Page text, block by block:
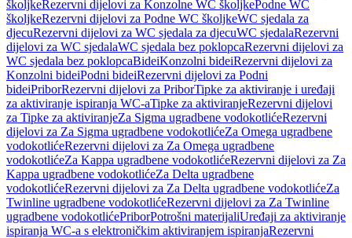
školjkeRezervni dijelovi za Konzolne WC školjkePodne WC
školjkeRezervni dijelovi za Podne WC školjkeWC sjedala za
djecuRezervni dijelovi za WC sjedala za djecuWC sjedalaRezervni
dijelovi za WC sjedalaWC sjedala bez poklopcaRezervni dijelovi za
WC sjedala bez poklopcaBideiKonzolni bideiRezervni dijelovi za
Konzolni bideiPodni bideiRezervni dijelovi za Podni
bideiPriborRezervni dijelovi za PriborTipke za aktiviranje i uređaji
za aktiviranje ispiranja WC-aTipke za aktiviranjeRezervni dijelovi
za Tipke za aktiviranjeZa Sigma ugradbene vodokotlićeRezervni
dijelovi za Za Sigma ugradbene vodokotlićeZa Omega ugradbene
vodokotlićeRezervni dijelovi za Za Omega ugradbene
vodokotlićeZa Kappa ugradbene vodokotlićeRezervni dijelovi za Za
Kappa ugradbene vodokotlićeZa Delta ugradbene
vodokotlićeRezervni dijelovi za Za Delta ugradbene vodokotlićeZa
Twinline ugradbene vodokotlićeRezervni dijelovi za Za Twinline
ugradbene vodokotlićePriborPotrošni materijaliUređaji za aktiviranje
ispiranja WC-a s elektroničkim aktiviranjem ispiranjaRezervni